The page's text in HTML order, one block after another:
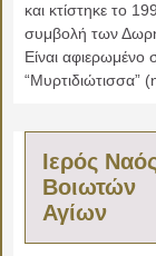
και κτίστηκε το
συμβολή των
Είναι
“Μυρτιδιώτισσα”
Ιερός
Βοιωτών
Αγίων